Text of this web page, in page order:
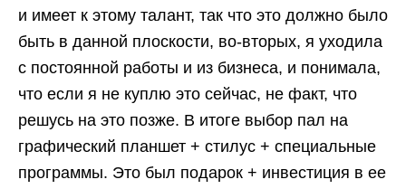
и имеет к этому талант, так что это должно было
быть в данной плоскости, во-вторых, я уходила
с постоянной работы и из бизнеса, и понимала,
что если я не куплю это сейчас, не факт, что
решусь на это позже. В итоге выбор пал на
графический планшет + стилус + специальные
программы. Это был подарок + инвестиция в ее